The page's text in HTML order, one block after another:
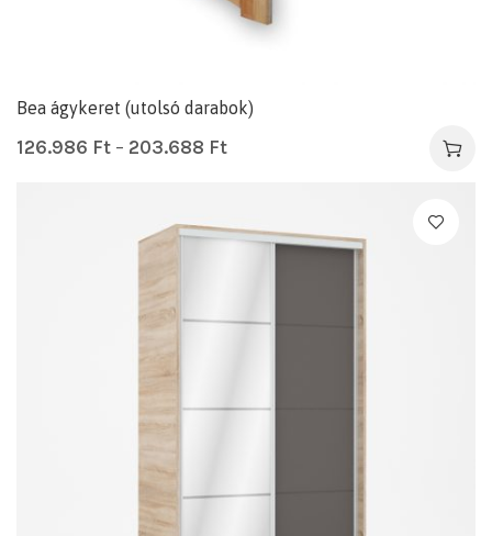
Bea ágykeret (utolsó darabok)
126.986 Ft – 203.688 Ft